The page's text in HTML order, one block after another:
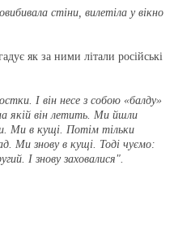
стіни, вилетіла у вікно
як за ними літали російські
І він несе з собою «балду»
якій він летить. Ми йшли
Ми в кущі. Потім тільки
Ми знову в кущі. Тоді чуємо:
І знову заховалися".